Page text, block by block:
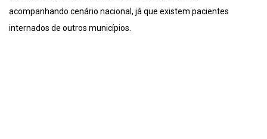
acompanhando cenário nacional, já que existem pacientes
internados de outros municípios.